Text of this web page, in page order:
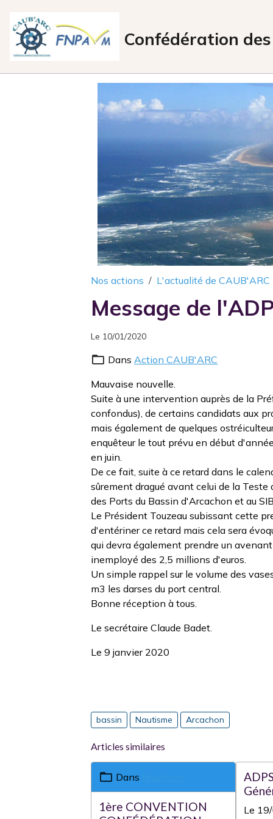
Confédération
Nos actions L'actualité de CAUB'ARC
Message de
Le 10/01/2020
DansAction CAUB'ARC
Mauvaise nouvelle.
Suite à une intervention auprès de la
confondus), de certains candidats aux
mais également de quelques
enquêteur le tout prévu en début
en juin.
De ce fait, suite à ce retard dans le
sûrement dragué avant celui de la
des Ports du Bassin d'Arcachon et au
Le Président Touzeau subissant cette
d'entériner ce retard mais cela sera
qui devra également prendre un
inemployé des 2,5 millions d'euros.
Un simple rappel sur le volume des
m3 les darses du port central.
Bonne réception à tous.
Le secrétaire Claude Badet.
Le 9 janvier 2020
bassin Nautisme Arcachon
Articles similaires
Dans
1ère CONVENTION
Le